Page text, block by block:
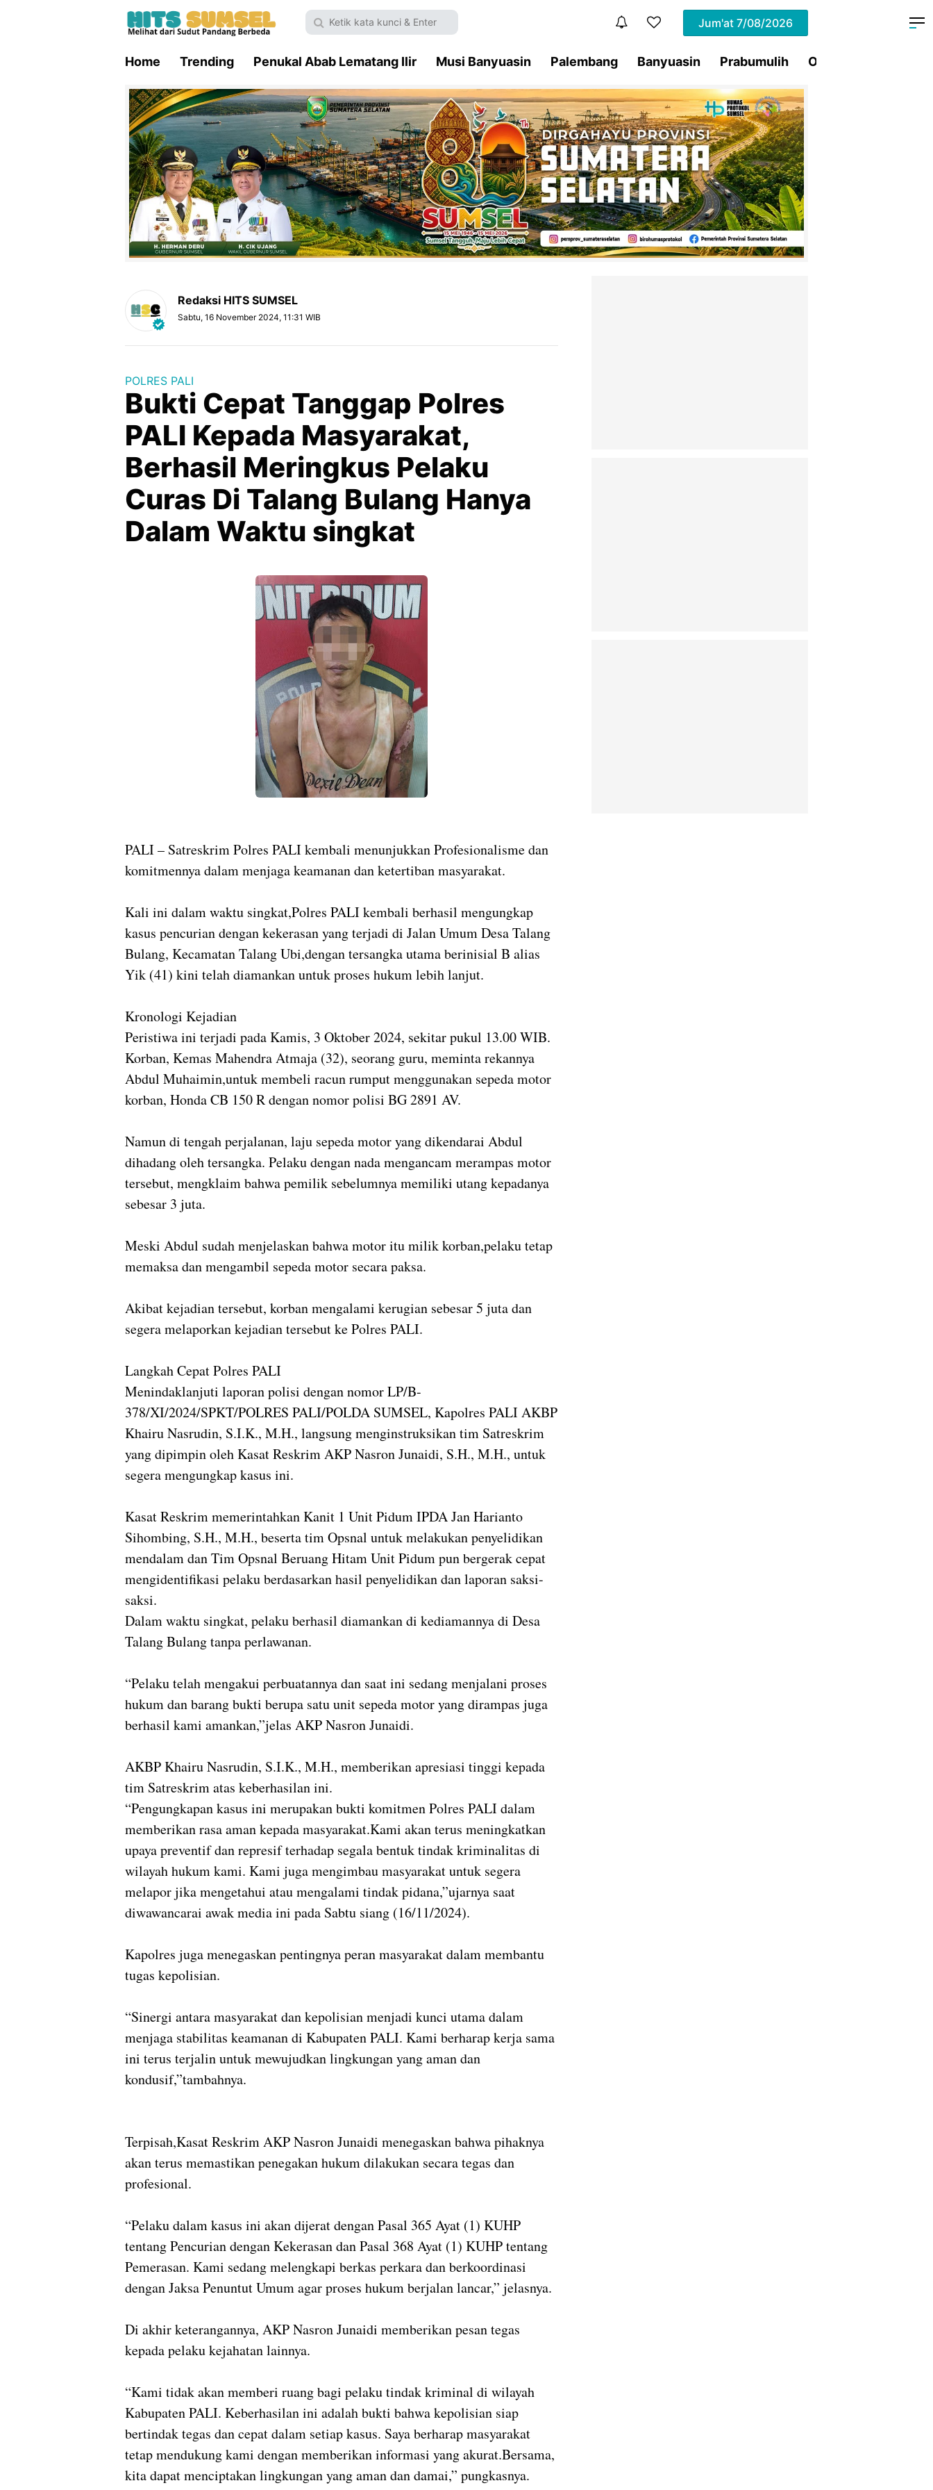
Jum'at 7/08/2026
Home Trending Penukal Abab Lematang Ilir Musi Banyuasin Palembang Banyuasin Prabumulih Ogan Ilir
Redaksi HITS SUMSEL
Sabtu, 16 November 2024, 11:31 WIB
POLRES PALI
Bukti Cepat Tanggap Polres
PALI Kepada Masyarakat,
Berhasil Meringkus Pelaku
Curas Di Talang Bulang Hanya
Dalam Waktu singkat
PALI – Satreskrim Polres PALI kembali menunjukkan Profesionalisme dan
komitmennya dalam menjaga keamanan dan ketertiban masyarakat.
Kali ini dalam waktu singkat,Polres PALI kembali berhasil mengungkap
kasus pencurian dengan kekerasan yang terjadi di Jalan Umum Desa Talang
Bulang, Kecamatan Talang Ubi,dengan tersangka utama berinisial B alias
Yik (41) kini telah diamankan untuk proses hukum lebih lanjut.
Kronologi Kejadian
Peristiwa ini terjadi pada Kamis, 3 Oktober 2024, sekitar pukul 13.00 WIB.
Korban, Kemas Mahendra Atmaja (32), seorang guru, meminta rekannya
Abdul Muhaimin,untuk membeli racun rumput menggunakan sepeda motor
korban, Honda CB 150 R dengan nomor polisi BG 2891 AV.
Namun di tengah perjalanan, laju sepeda motor yang dikendarai Abdul
dihadang oleh tersangka. Pelaku dengan nada mengancam merampas motor
tersebut, mengklaim bahwa pemilik sebelumnya memiliki utang kepadanya
sebesar 3 juta.
Meski Abdul sudah menjelaskan bahwa motor itu milik korban,pelaku tetap
memaksa dan mengambil sepeda motor secara paksa.
Akibat kejadian tersebut, korban mengalami kerugian sebesar 5 juta dan
segera melaporkan kejadian tersebut ke Polres PALI.
Langkah Cepat Polres PALI
Menindaklanjuti laporan polisi dengan nomor LP/B-
378/XI/2024/SPKT/POLRES PALI/POLDA SUMSEL, Kapolres PALI AKBP
Khairu Nasrudin, S.I.K., M.H., langsung menginstruksikan tim Satreskrim
yang dipimpin oleh Kasat Reskrim AKP Nasron Junaidi, S.H., M.H., untuk
segera mengungkap kasus ini.
Kasat Reskrim memerintahkan Kanit 1 Unit Pidum IPDA Jan Harianto
Sihombing, S.H., M.H., beserta tim Opsnal untuk melakukan penyelidikan
mendalam dan Tim Opsnal Beruang Hitam Unit Pidum pun bergerak cepat
mengidentifikasi pelaku berdasarkan hasil penyelidikan dan laporan saksi-
saksi.
Dalam waktu singkat, pelaku berhasil diamankan di kediamannya di Desa
Talang Bulang tanpa perlawanan.
“Pelaku telah mengakui perbuatannya dan saat ini sedang menjalani proses
hukum dan barang bukti berupa satu unit sepeda motor yang dirampas juga
berhasil kami amankan,”jelas AKP Nasron Junaidi.
AKBP Khairu Nasrudin, S.I.K., M.H., memberikan apresiasi tinggi kepada
tim Satreskrim atas keberhasilan ini.
“Pengungkapan kasus ini merupakan bukti komitmen Polres PALI dalam
memberikan rasa aman kepada masyarakat.Kami akan terus meningkatkan
upaya preventif dan represif terhadap segala bentuk tindak kriminalitas di
wilayah hukum kami. Kami juga mengimbau masyarakat untuk segera
melapor jika mengetahui atau mengalami tindak pidana,”ujarnya saat
diwawancarai awak media ini pada Sabtu siang (16/11/2024).
Kapolres juga menegaskan pentingnya peran masyarakat dalam membantu
tugas kepolisian.
“Sinergi antara masyarakat dan kepolisian menjadi kunci utama dalam
menjaga stabilitas keamanan di Kabupaten PALI. Kami berharap kerja sama
ini terus terjalin untuk mewujudkan lingkungan yang aman dan
kondusif,”tambahnya.
Terpisah,Kasat Reskrim AKP Nasron Junaidi menegaskan bahwa pihaknya
akan terus memastikan penegakan hukum dilakukan secara tegas dan
profesional.
“Pelaku dalam kasus ini akan dijerat dengan Pasal 365 Ayat (1) KUHP
tentang Pencurian dengan Kekerasan dan Pasal 368 Ayat (1) KUHP tentang
Pemerasan. Kami sedang melengkapi berkas perkara dan berkoordinasi
dengan Jaksa Penuntut Umum agar proses hukum berjalan lancar,” jelasnya.
Di akhir keterangannya, AKP Nasron Junaidi memberikan pesan tegas
kepada pelaku kejahatan lainnya.
“Kami tidak akan memberi ruang bagi pelaku tindak kriminal di wilayah
Kabupaten PALI. Keberhasilan ini adalah bukti bahwa kepolisian siap
bertindak tegas dan cepat dalam setiap kasus. Saya berharap masyarakat
tetap mendukung kami dengan memberikan informasi yang akurat.Bersama,
kita dapat menciptakan lingkungan yang aman dan damai,” pungkasnya.